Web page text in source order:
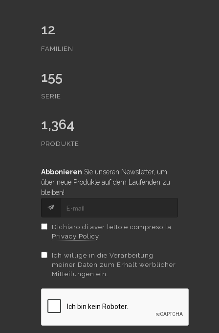
12
FAMILIEN
155
SERIE
1,364
PRODUKTE
Abbonieren Sie unseren Newsletter, um
über neue Produkte auf dem Laufenden zu
bleiben!
Dichiaro di aver letto e compreso la
Privacy Policy
Ich willige in die Verarbeitung
meiner Daten zum Erhalt werblicher
Mitteilungen ein.